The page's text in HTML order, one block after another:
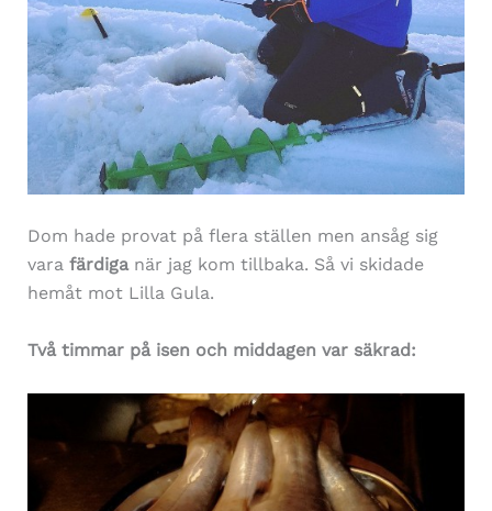
Dom hade provat på flera ställen men ansåg sig
vara färdiganär jag kom tillbaka. Så vi skidade
hemåt mot Lilla Gula.
Två timmar på isen och middagen var säkrad: